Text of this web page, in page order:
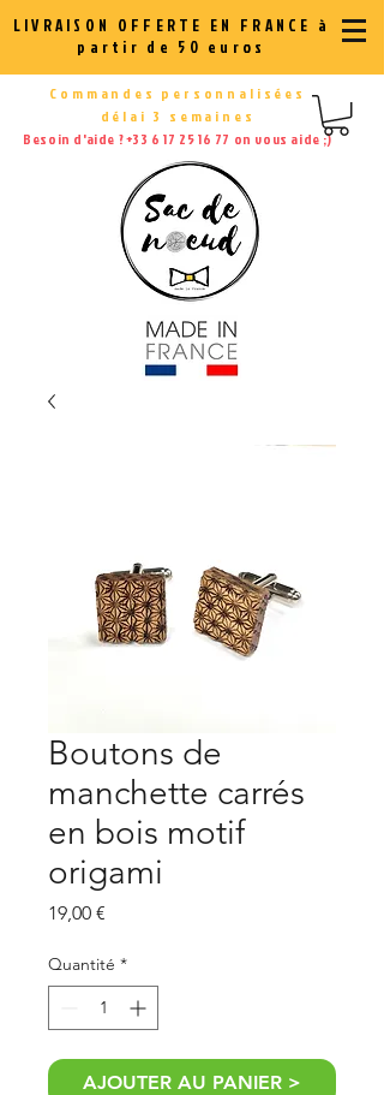
LIVRAISON OFFERTE EN FRANCE à
partir de 50 euros
Commandes personnalisées
délai 3 semaines
Besoin d'aide ?+33 6 17 25 16 77 on vous aide ;)
Boutons de
manchette carrés
en bois motif
origami
19,00 €
Quantité *
AJOUTER AU PANIER >